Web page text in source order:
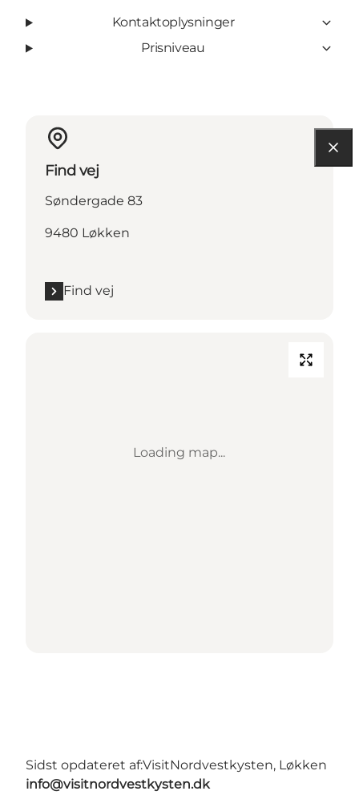
Kontaktoplysninger
Prisniveau
Find vej
Søndergade 83
9480 Løkken
Find vej
Loading map...
Sidst opdateret af:VisitNordvestkysten, Løkken
info@visitnordvestkysten.dk